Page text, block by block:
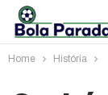
Home História